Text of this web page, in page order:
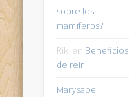
sobre los
mamíferos?
Riki en Beneficios
de reir
Marysabel